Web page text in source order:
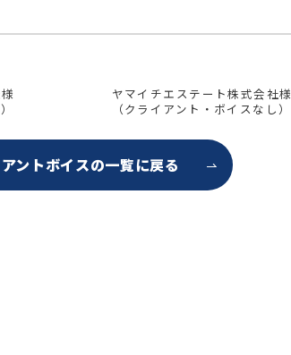
ヤマイチエステート株式会社様
（クライアント・ボイスなし）
ントボイスの一覧に戻る